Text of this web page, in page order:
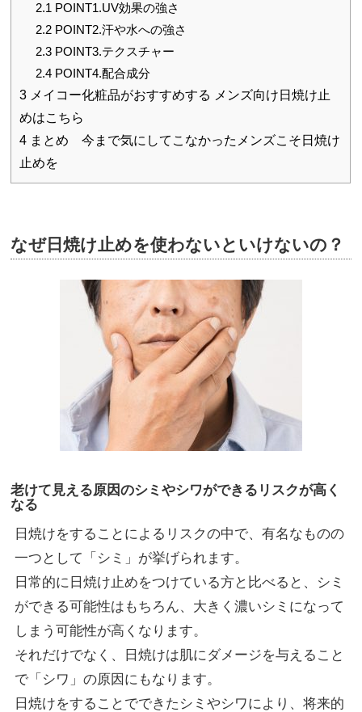
2.1 POINT1.UV効果の強さ
2.2POINT2.汗や水への強さ
2.3POINT3.テクスチャー
2.4POINT4.配合成分
3 メイコー化粧品がおすすめする メンズ向け日焼け止
めはこちら
4 まとめ 今まで気にしてこなかったメンズこそ日焼け
止めを
なぜ日焼け止めを使わないといけないの？
老けて見える原因のシミやシワができるリスクが高く
なる
日焼けをすることによるリスクの中で、有名なものの
一つとして「シミ」が挙げられます。
日常的に日焼け止めをつけている方と比べると、シミ
ができる可能性はもちろん、大きく濃いシミになって
しまう可能性が高くなります。
それだけでなく、日焼けは肌にダメージを与えること
で「シワ」の原因にもなります。
日焼けをすることでできたシミやシワにより、将来的